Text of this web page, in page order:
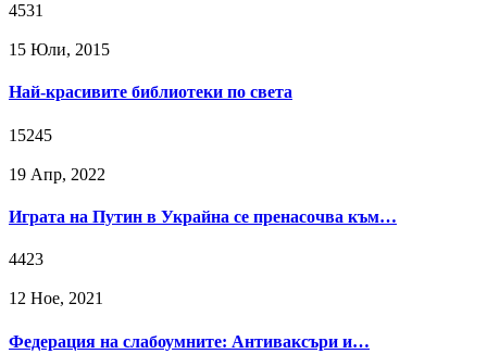
4531
15 Юли, 2015
Най-красивите библиотеки по света
15245
19 Апр, 2022
Играта на Путин в Украйна се пренасочва към…
4423
12 Ное, 2021
Федерация на слабоумните: Антиваксъри и…